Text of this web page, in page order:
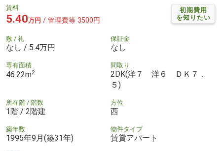
初期費用
を知りたい
賃料
5.40万円 / 管理費等 3500円
敷 / 礼
なし / 5.4万円
保証金
なし
専有面積
46.22m2
間取り
2DK(洋７ 洋６ ＤＫ７．
５)
所在階 / 階数
1階 / 2階建
方位
西
築年数
1995年9月(築31年)
物件タイプ
賃貸アパート